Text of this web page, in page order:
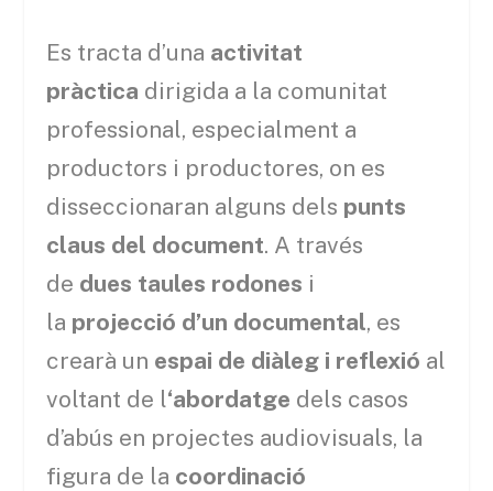
Es tracta d’una activitat
pràctica dirigida a la comunitat
professional, especialment a
productors i productores, on es
disseccionaran alguns dels punts
claus del document. A través
de dues taules rodones i
la projecció d’un documental, es
crearà un espai de diàleg i reflexió al
voltant de l‘abordatge dels casos
d’abús en projectes audiovisuals, la
figura de la coordinació